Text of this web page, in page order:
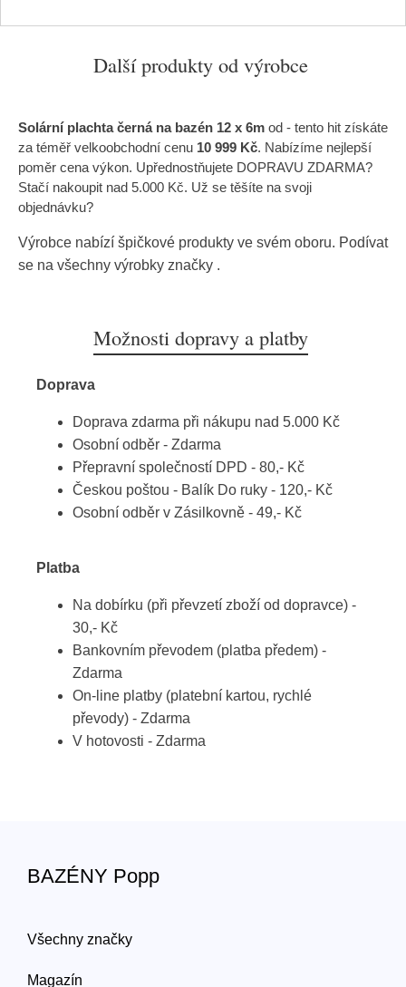
Další produkty od výrobce
Solární plachta černá na bazén 12 x 6m od - tento hit získáte
za téměř velkoobchodní cenu 10 999 Kč. Nabízíme nejlepší
poměr cena výkon. Upřednostňujete DOPRAVU ZDARMA?
Stačí nakoupit nad 5.000 Kč. Už se těšíte na svoji
objednávku?
Výrobce nabízí špičkové produkty ve svém oboru. Podívat
se na všechny výrobky značky .
Možnosti dopravy a platby
Doprava
Doprava zdarma při nákupu nad 5.000 Kč
Osobní odběr - Zdarma
Přepravní společností DPD - 80,- Kč
Českou poštou - Balík Do ruky - 120,- Kč
Osobní odběr v Zásilkovně - 49,- Kč
Platba
Na dobírku (při převzetí zboží od dopravce) -
30,- Kč
Bankovním převodem (platba předem) -
Zdarma
On-line platby (platební kartou, rychlé
převody) - Zdarma
V hotovosti - Zdarma
BAZÉNY Popp
Všechny značky
Magazín